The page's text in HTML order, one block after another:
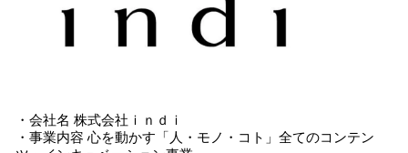
・会社名 株式会社ｉｎｄｉ
・事業内容 心を動かす「人・モノ・コト」全てのコンテン